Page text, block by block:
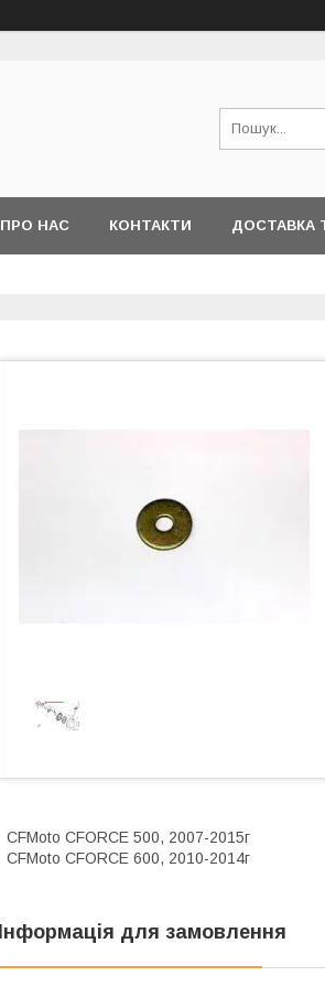
ПРО НАС КОНТАКТИ ДОСТАВКА
CFMoto CFORCE 500, 2007-2015г
CFMoto CFORCE 600, 2010-2014г
Інформація для замовлення